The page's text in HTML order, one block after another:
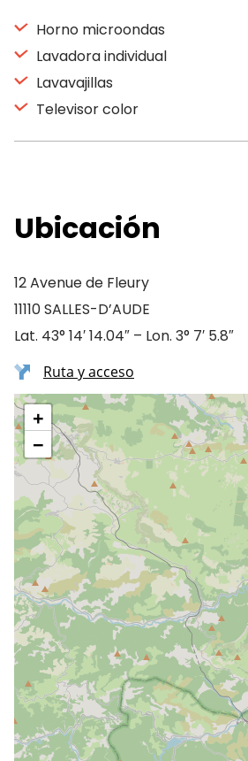
Horno microondas
Lavadora individual
Lavavajillas
Televisor color
Ubicación
12 Avenue de Fleury
11110 SALLES-D’AUDE
Lat. 43° 14′ 14.04″ – Lon. 3° 7′ 5.8″
Ruta y acceso
+
−